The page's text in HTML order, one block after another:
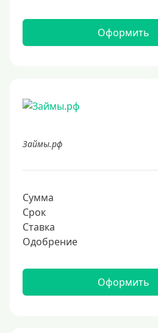
Оформить
Займы.рф
Сумма
Срок
Ставка
Одобрение
Оформить